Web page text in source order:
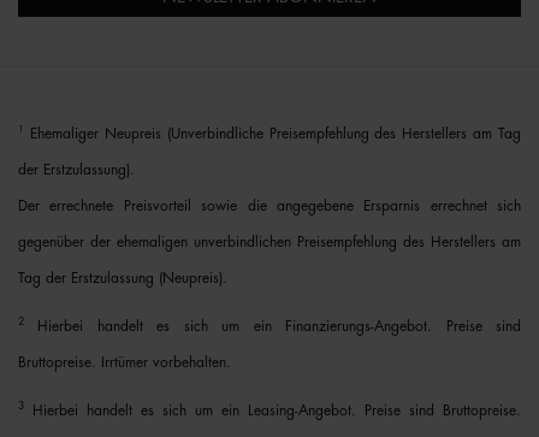
Ehemaliger Neupreis (Unverbindliche Preisempfehlung des Herstellers am Tag
der Erstzulassung).
Der errechnete Preisvorteil sowie die angegebene Ersparnis errechnet sich
gegenüber der ehemaligen unverbindlichen Preisempfehlung des Herstellers am
Tag der Erstzulassung (Neupreis).
2 Hierbei handelt es sich um ein Finanzierungs-Angebot. Preise sind
Bruttopreise. Irrtümer vorbehalten.
3 Hierbei handelt es sich um ein Leasing-Angebot. Preise sind Bruttopreise.